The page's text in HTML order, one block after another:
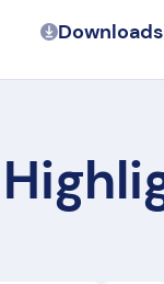
Downloads